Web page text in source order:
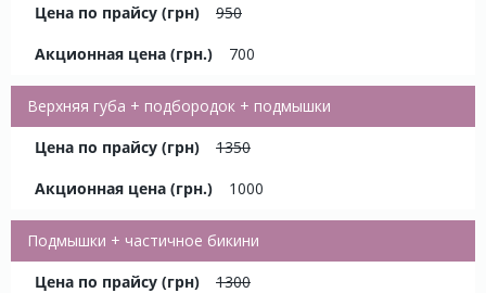
950
700
Верхняя губа + подбородок + подмышки
1350
1000
Подмышки + частичное бикини
1300